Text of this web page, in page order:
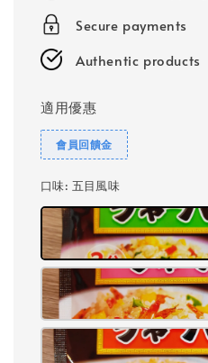
Secure payments
Authentic products
適用優惠
會員回饋金
口味: 五目風味